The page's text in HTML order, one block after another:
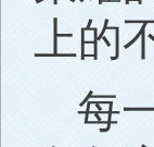
上的
每